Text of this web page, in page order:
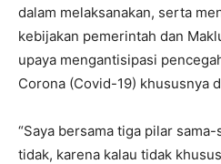
dalam melaksanakan, serta
kebijakan pemerintah dan
upaya mengantisipasi
Corona (Covid-19) khususnya
“Saya bersama tiga pilar
tidak, karena kalau tidak